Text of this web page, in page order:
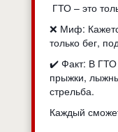
ГТО – это
❌ Миф:
только бег,
✔️ Факт: В ГТО
прыжки,
стрельба.
Каждый